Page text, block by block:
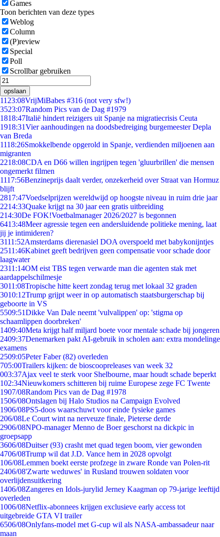
Games
Toon berichten van deze types
Weblog
Column
(P)review
Special
Poll
Scrollbar gebruiken
opslaan
11 23:08VrijMiBabes #316 (not very sfw!)
3523:07Random Pics van de Dag #1979
1818:47Italië hindert reizigers uit Spanje na migratiecrisis Ceuta
1918:31Vier aanhoudingen na doodsbedreiging burgemeester Depla
van Breda
1118:26Smokkelbende opgerold in Spanje, verdienden miljoenen aan
migranten
2218:08CDA en D66 willen ingrijpen tegen 'gluurbrillen' die mensen
ongemerkt filmen
1117:56Benzineprijs daalt verder, onzekerheid over Straat van Hormuz
blijft
2817:47Voedselprijzen wereldwijd op hoogste niveau in ruim drie jaar
2214:33Quake krijgt na 30 jaar een gratis uitbreiding
214:30De FOK!Voetbalmanager 2026/2027 is begonnen
6413:48Meer agressie tegen een andersluidende politieke mening, laat
jij je intimideren?
3111:52Amsterdams dierenasiel DOA overspoeld met babykonijntjes
2511:46Kabinet geeft bedrijven geen compensatie voor schade door
laagwater
2311:14OM eist TBS tegen verwarde man die agenten stak met
aardappelschilmesje
3011:08Tropische hitte keert zondag terug met lokaal 32 graden
3010:12Trump grijpt weer in op automatisch staatsburgerschap bij
geboorte in VS
5509:51Dikke Van Dale neemt 'vulvalippen' op: 'stigma op
schaamlippen doorbreken'
1409:40Meta krijgt half miljard boete voor mentale schade bij jongeren
2409:37Denemarken pakt AI-gebruik in scholen aan: extra mondelinge
examens
2509:05Peter Faber (82) overleden
705:00Trailers kijken: de bioscoopreleases van week 32
003:37Ajax veel te sterk voor Shelbourne, maar houdt schade beperkt
102:34Nieuwkomers schitteren bij ruime Europese zege FC Twente
1907/08Random Pics van de Dag #1978
1506/08Ontslagen bij Halo Studios na Campaign Evolved
1906/08PS5-doos waarschuwt voor einde fysieke games
206/08Le Court wint na nerveuze finale, Pieterse derde
2906/08NPO-manager Menno de Boer geschorst na dickpic in
groepsapp
3606/08Duitser (93) crasht met quad tegen boom, vier gewonden
4706/08Trump wil dat J.D. Vance hem in 2028 opvolgt
106/08Lemmen boekt eerste profzege in zware Ronde van Polen-rit
2406/08'Zwarte weduwes' in Rusland trouwen soldaten voor
overlijdensuitkering
1406/08Zangeres en Idols-jurylid Jerney Kaagman op 79-jarige leeftijd
overleden
1006/08Netflix-abonnees krijgen exclusieve early access tot
uitgebreide GTA VI trailer
6506/08Onlyfans-model met G-cup wil als NASA-ambassadeur naar
maan